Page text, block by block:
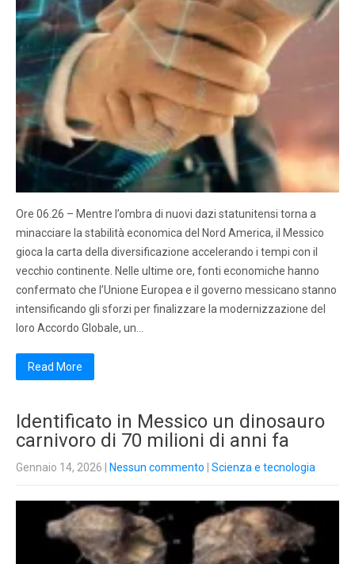
Ore 06.26 – Mentre l’ombra di nuovi dazi statunitensi torna a
minacciare la stabilità economica del Nord America, il Messico
gioca la carta della diversificazione accelerando i tempi con il
vecchio continente. Nelle ultime ore, fonti economiche hanno
confermato che l’Unione Europea e il governo messicano stanno
intensificando gli sforzi per finalizzare la modernizzazione del
loro Accordo Globale, un…
Read More
Identificato in Messico un dinosauro
carnivoro di 70 milioni di anni fa
Gennaio 14, 2026 Nessun commento Scienza e tecnologia